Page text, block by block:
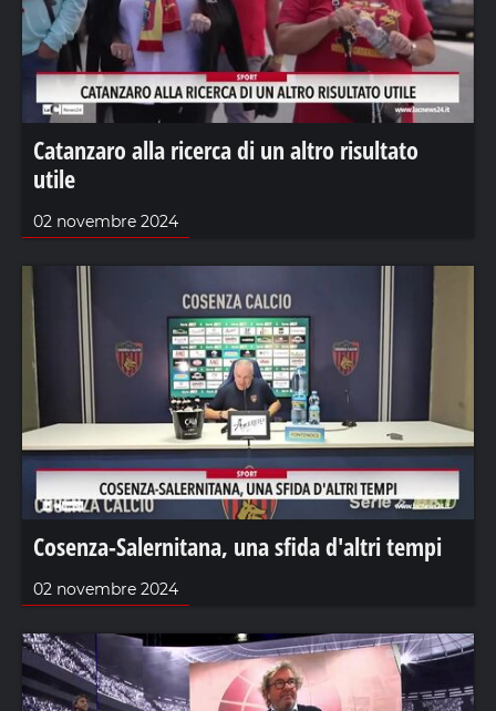
Catanzaro alla ricerca di un altro risultato
utile
02 novembre 2024
Cosenza-Salernitana, una sfida d'altri tempi
02 novembre 2024